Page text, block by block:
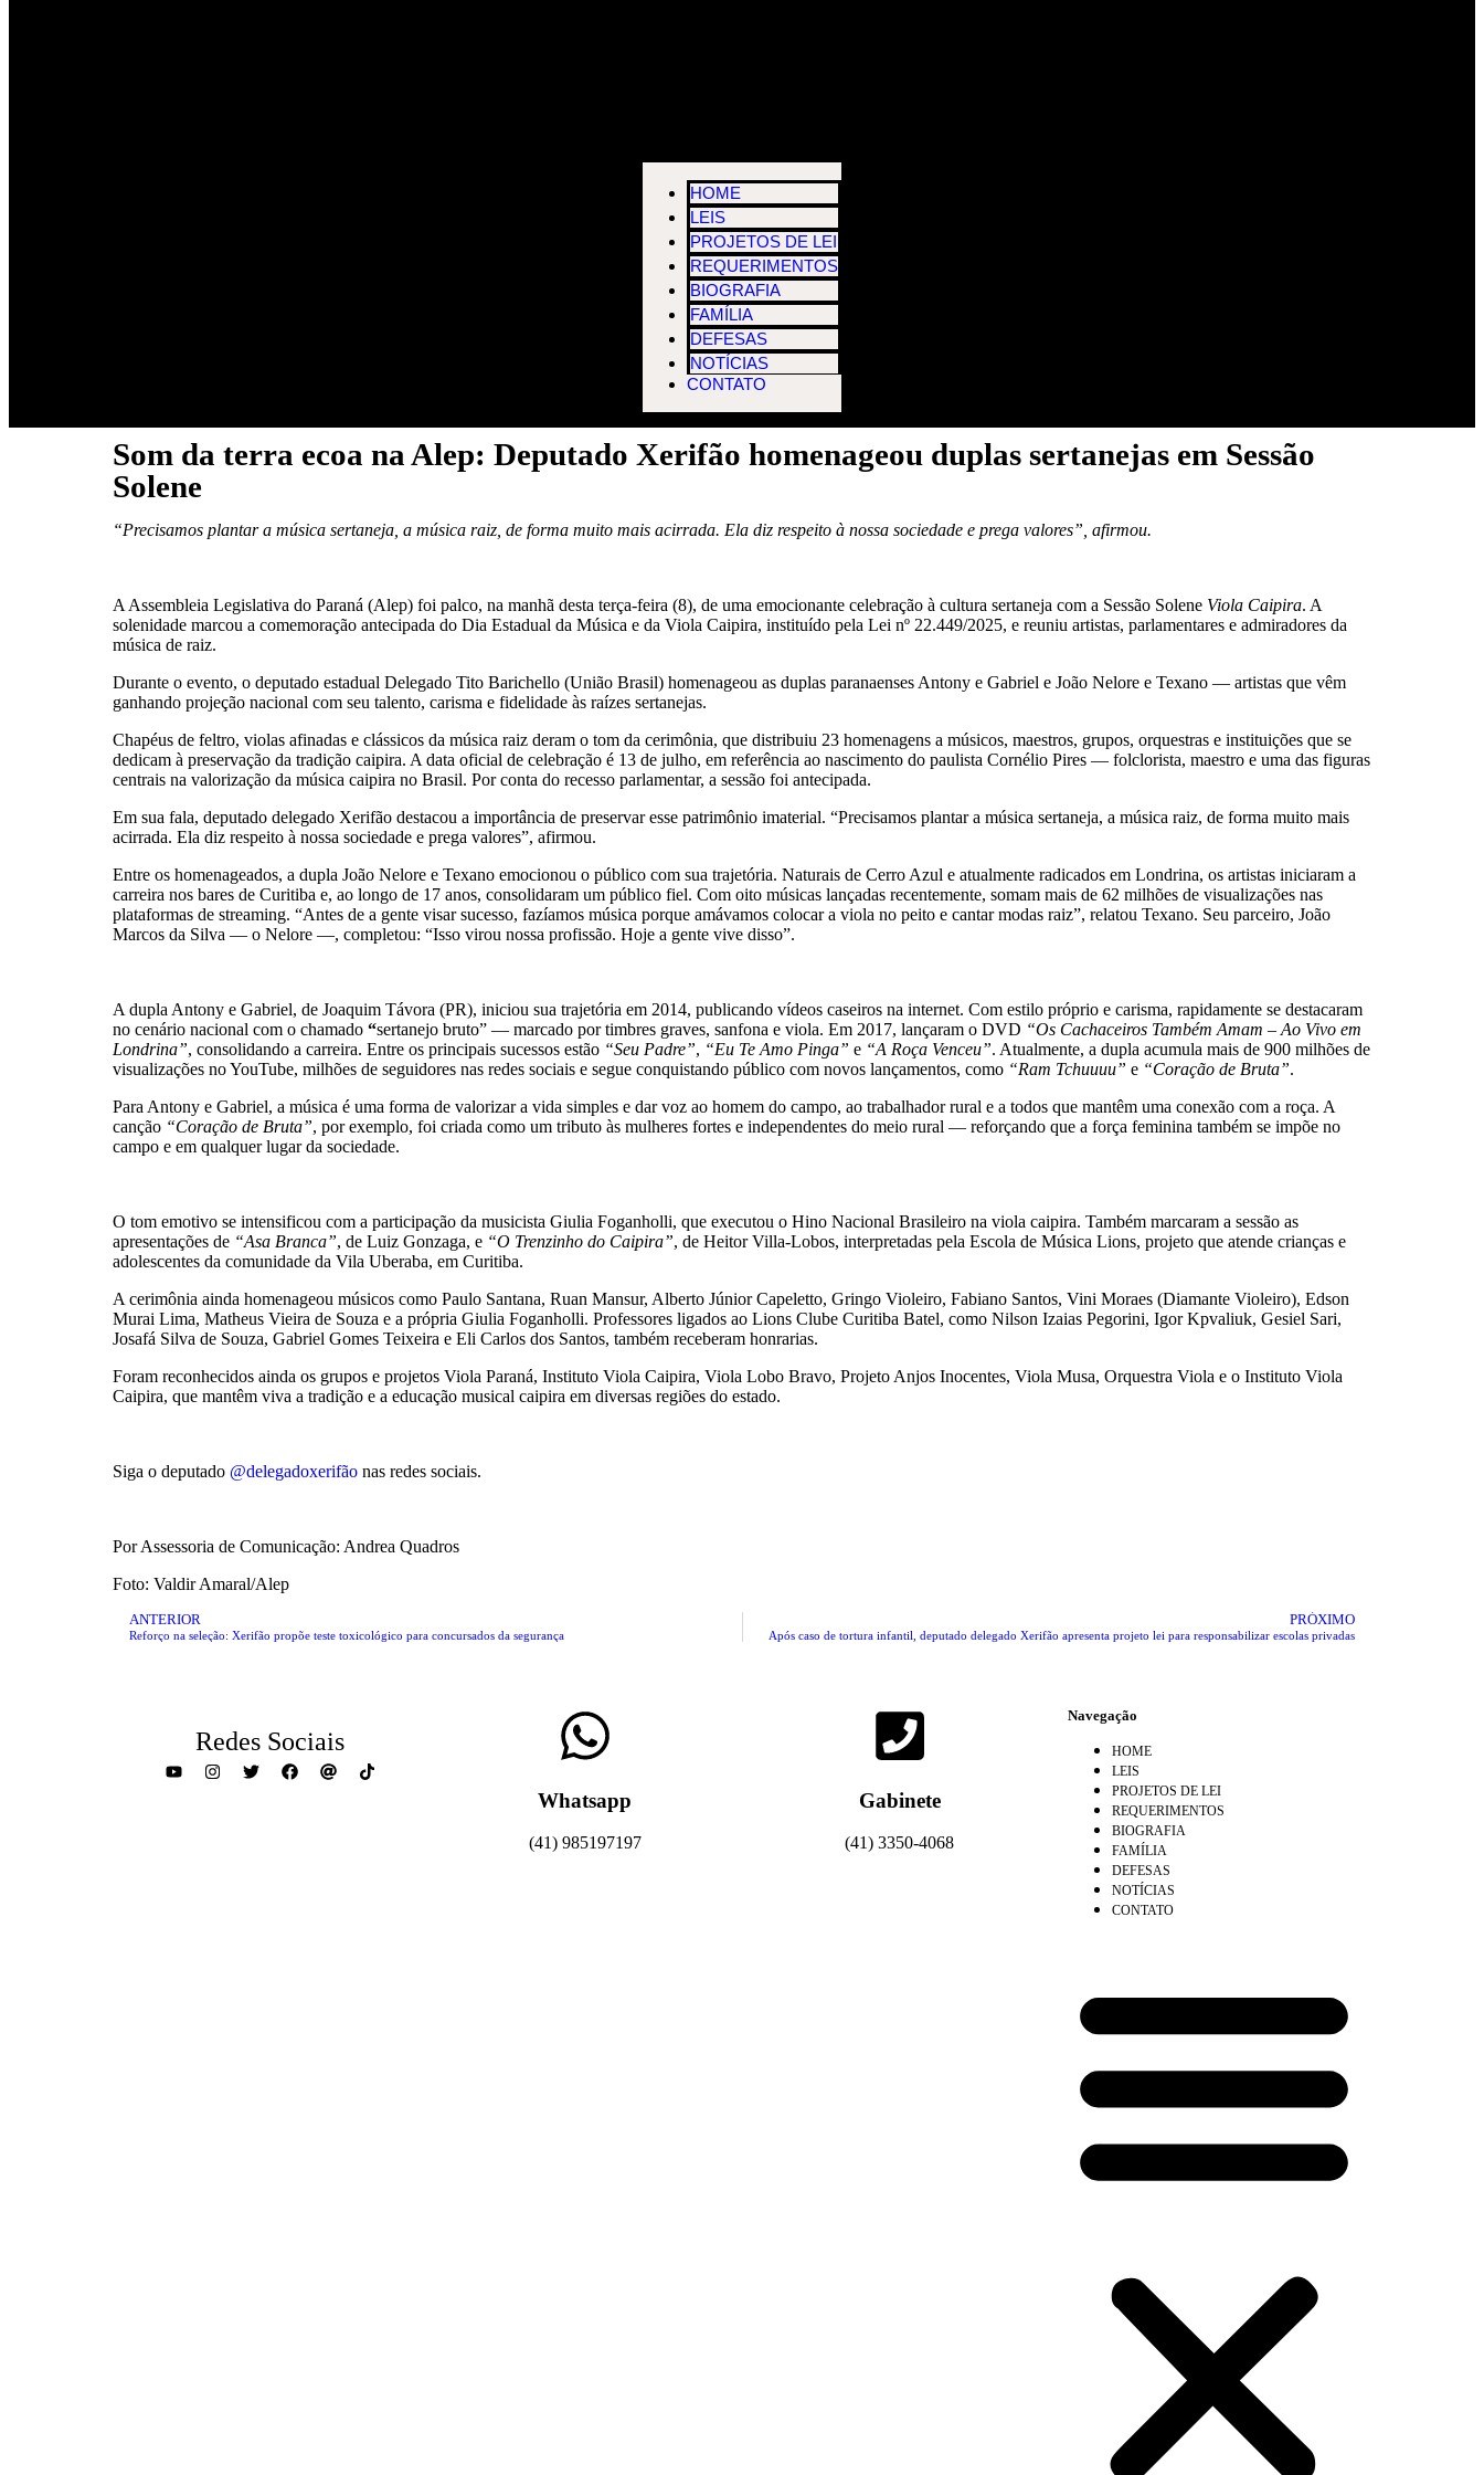
HOME
LEIS
PROJETOS DE LEI
REQUERIMENTOS
BIOGRAFIA
FAMÍLIA
DEFESAS
NOTÍCIAS
CONTATO
Som da terra ecoa na Alep: Deputado Xerifão homenageou duplas sertanejas em Sessão
Solene
“Precisamos plantar a música sertaneja, a música raiz, de forma muito mais acirrada. Ela diz respeito à nossa sociedade e prega valores”, afirmou.
A Assembleia Legislativa do Paraná (Alep) foi palco, na manhã desta terça-feira (8), de uma emocionante celebração à cultura sertaneja com a Sessão Solene Viola Caipira. A
solenidade marcou a comemoração antecipada do Dia Estadual da Música e da Viola Caipira, instituído pela Lei nº 22.449/2025, e reuniu artistas, parlamentares e admiradores da
música de raiz.
Durante o evento, o deputado estadual Delegado Tito Barichello (União Brasil) homenageou as duplas paranaenses Antony e Gabriel e João Nelore e Texano — artistas que vêm
ganhando projeção nacional com seu talento, carisma e fidelidade às raízes sertanejas.
Chapéus de feltro, violas afinadas e clássicos da música raiz deram o tom da cerimônia, que distribuiu 23 homenagens a músicos, maestros, grupos, orquestras e instituições que se
dedicam à preservação da tradição caipira. A data oficial de celebração é 13 de julho, em referência ao nascimento do paulista Cornélio Pires — folclorista, maestro e uma das figuras
centrais na valorização da música caipira no Brasil. Por conta do recesso parlamentar, a sessão foi antecipada.
Em sua fala, deputado delegado Xerifão destacou a importância de preservar esse patrimônio imaterial. “Precisamos plantar a música sertaneja, a música raiz, de forma muito mais
acirrada. Ela diz respeito à nossa sociedade e prega valores”, afirmou.
Entre os homenageados, a dupla João Nelore e Texano emocionou o público com sua trajetória. Naturais de Cerro Azul e atualmente radicados em Londrina, os artistas iniciaram a
carreira nos bares de Curitiba e, ao longo de 17 anos, consolidaram um público fiel. Com oito músicas lançadas recentemente, somam mais de 62 milhões de visualizações nas
plataformas de streaming. “Antes de a gente visar sucesso, fazíamos música porque amávamos colocar a viola no peito e cantar modas raiz”, relatou Texano. Seu parceiro, João
Marcos da Silva — o Nelore —, completou: “Isso virou nossa profissão. Hoje a gente vive disso”.
A dupla Antony e Gabriel, de Joaquim Távora (PR), iniciou sua trajetória em 2014, publicando vídeos caseiros na internet. Com estilo próprio e carisma, rapidamente se destacaram
no cenário nacional com o chamado “sertanejo bruto” — marcado por timbres graves, sanfona e viola. Em 2017, lançaram o DVD “Os Cachaceiros Também Amam – Ao Vivo em
Londrina”, consolidando a carreira. Entre os principais sucessos estão “Seu Padre”, “Eu Te Amo Pinga” e “A Roça Venceu”. Atualmente, a dupla acumula mais de 900 milhões de
visualizações no YouTube, milhões de seguidores nas redes sociais e segue conquistando público com novos lançamentos, como “Ram Tchuuuu” e “Coração de Bruta”.
Para Antony e Gabriel, a música é uma forma de valorizar a vida simples e dar voz ao homem do campo, ao trabalhador rural e a todos que mantêm uma conexão com a roça. A
canção “Coração de Bruta”, por exemplo, foi criada como um tributo às mulheres fortes e independentes do meio rural — reforçando que a força feminina também se impõe no
campo e em qualquer lugar da sociedade.
O tom emotivo se intensificou com a participação da musicista Giulia Foganholli, que executou o Hino Nacional Brasileiro na viola caipira. Também marcaram a sessão as
apresentações de “Asa Branca”, de Luiz Gonzaga, e “O Trenzinho do Caipira”, de Heitor Villa-Lobos, interpretadas pela Escola de Música Lions, projeto que atende crianças e
adolescentes da comunidade da Vila Uberaba, em Curitiba.
A cerimônia ainda homenageou músicos como Paulo Santana, Ruan Mansur, Alberto Júnior Capeletto, Gringo Violeiro, Fabiano Santos, Vini Moraes (Diamante Violeiro), Edson
Murai Lima, Matheus Vieira de Souza e a própria Giulia Foganholli. Professores ligados ao Lions Clube Curitiba Batel, como Nilson Izaias Pegorini, Igor Kpvaliuk, Gesiel Sari,
Josafá Silva de Souza, Gabriel Gomes Teixeira e Eli Carlos dos Santos, também receberam honrarias.
Foram reconhecidos ainda os grupos e projetos Viola Paraná, Instituto Viola Caipira, Viola Lobo Bravo, Projeto Anjos Inocentes, Viola Musa, Orquestra Viola e o Instituto Viola
Caipira, que mantêm viva a tradição e a educação musical caipira em diversas regiões do estado.
Siga o deputado @delegadoxerifão nas redes sociais.
Por Assessoria de Comunicação: Andrea Quadros
Foto: Valdir Amaral/Alep
ANTERIOR
Reforço na seleção: Xerifão propõe teste toxicológico para concursados da segurança
PRÓXIMO
Após caso de tortura infantil, deputado delegado Xerifão apresenta projeto lei para responsabilizar escolas privadas
Redes Sociais
Whatsapp
(41) 985197197
Gabinete
(41) 3350-4068
Navegação
HOME
LEIS
PROJETOS DE LEI
REQUERIMENTOS
BIOGRAFIA
FAMÍLIA
DEFESAS
NOTÍCIAS
CONTATO